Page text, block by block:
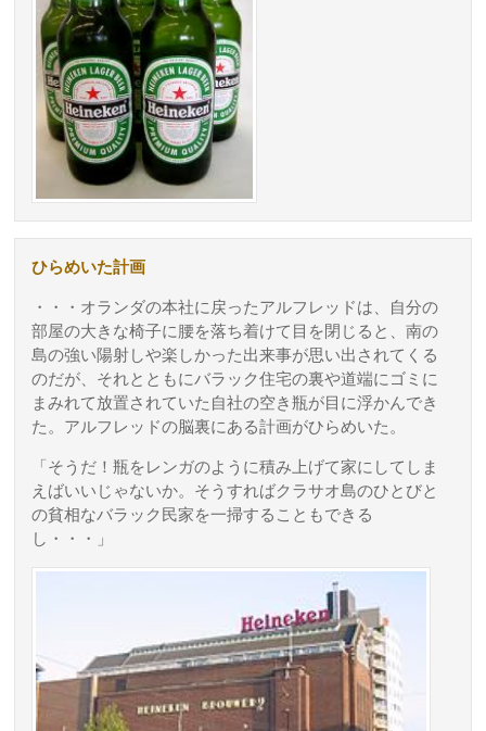
ひらめいた計画
・・・オランダの本社に戻ったアルフレッドは、自分の
部屋の大きな椅子に腰を落ち着けて目を閉じると、南の
島の強い陽射しや楽しかった出来事が思い出されてくる
のだが、それとともにバラック住宅の裏や道端にゴミに
まみれて放置されていた自社の空き瓶が目に浮かんでき
た。アルフレッドの脳裏にある計画がひらめいた。
「そうだ！瓶をレンガのように積み上げて家にしてしま
えばいいじゃないか。そうすればクラサオ島のひとびと
の貧相なバラック民家を一掃することもできる
し・・・」